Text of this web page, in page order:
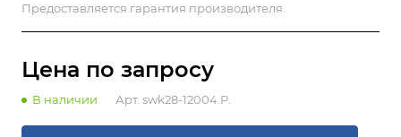
Предоставляется гарантия производителя.
Цена по запросу
В наличии Арт. swk28-12004.P.